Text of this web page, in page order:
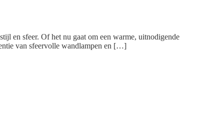
en sfeer. Of het nu gaat om een warme, uitnodigende
van sfeervolle wandlampen en […]